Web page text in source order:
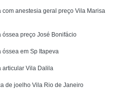
anestesia geral preço Vila Marisa
preço José Bonifácio
em Sp Itapeva
articular Vila Dalila
de joelho Vila Rio de Janeiro